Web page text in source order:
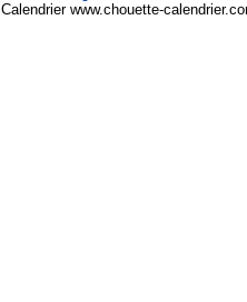
Calendrier www.chouette-